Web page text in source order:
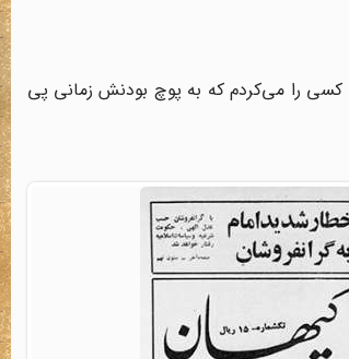
کسی را می‌کردم که به پوچ بودنش زمانی پی